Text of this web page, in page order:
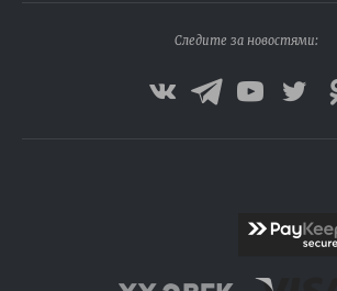
Следите за новостями: